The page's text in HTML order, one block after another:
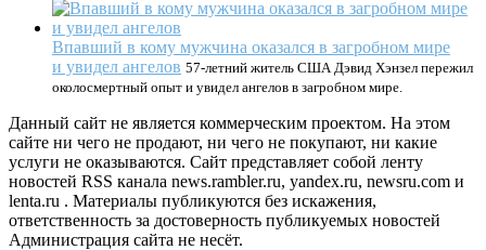
Впавший в кому мужчина оказался в загробном мире
и увидел ангелов 57-летний житель США Дэвид Хэнзел пережил
околосмертный опыт и увидел ангелов в загробном мире.
Данный сайт не является коммерческим проектом. На этом
сайте ни чего не продают, ни чего не покупают, ни какие
услуги не оказываются. Сайт представляет собой ленту
новостей RSS канала news.rambler.ru, yandex.ru, newsru.com и
lenta.ru . Материалы публикуются без искажения,
ответственность за достоверность публикуемых новостей
Администрация сайта не несёт.